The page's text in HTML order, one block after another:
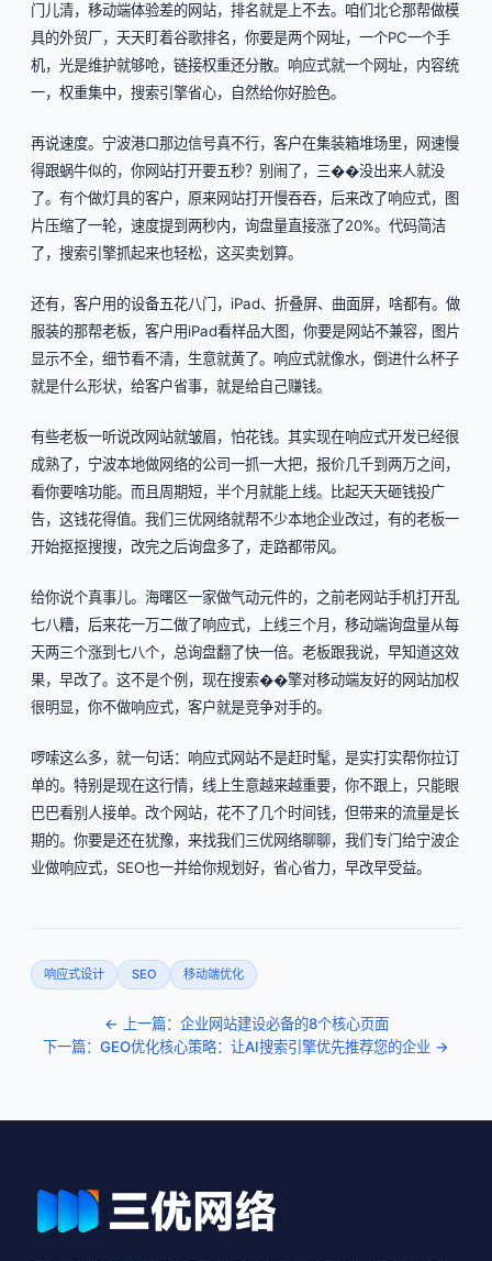
门儿清，移动端体验差的网站，排名就是上不去。咱们北仑那帮做模
具的外贸厂，天天盯着谷歌排名，你要是两个网址，一个PC一个手
机，光是维护就够呛，链接权重还分散。响应式就一个网址，内容统
一，权重集中，搜索引擎省心，自然给你好脸色。
再说速度。宁波港口那边信号真不行，客户在集装箱堆场里，网速慢
得跟蜗牛似的，你网站打开要五秒？别闹了，三��没出来人就没
了。有个做灯具的客户，原来网站打开慢吞吞，后来改了响应式，图
片压缩了一轮，速度提到两秒内，询盘量直接涨了20%。代码简洁
了，搜索引擎抓起来也轻松，这买卖划算。
还有，客户用的设备五花八门，iPad、折叠屏、曲面屏，啥都有。做
服装的那帮老板，客户用iPad看样品大图，你要是网站不兼容，图片
显示不全，细节看不清，生意就黄了。响应式就像水，倒进什么杯子
就是什么形状，给客户省事，就是给自己赚钱。
有些老板一听说改网站就皱眉，怕花钱。其实现在响应式开发已经很
成熟了，宁波本地做网络的公司一抓一大把，报价几千到两万之间，
看你要啥功能。而且周期短，半个月就能上线。比起天天砸钱投广
告，这钱花得值。我们三优网络就帮不少本地企业改过，有的老板一
开始抠抠搜搜，改完之后询盘多了，走路都带风。
给你说个真事儿。海曙区一家做气动元件的，之前老网站手机打开乱
七八糟，后来花一万二做了响应式，上线三个月，移动端询盘量从每
天两三个涨到七八个，总询盘翻了快一倍。老板跟我说，早知道这效
果，早改了。这不是个例，现在搜索��擎对移动端友好的网站加权
很明显，你不做响应式，客户就是竞争对手的。
啰嗦这么多，就一句话：响应式网站不是赶时髦，是实打实帮你拉订
单的。特别是现在这行情，线上生意越来越重要，你不跟上，只能眼
巴巴看别人接单。改个网站，花不了几个时间钱，但带来的流量是长
期的。你要是还在犹豫，来找我们三优网络聊聊，我们专门给宁波企
业做响应式，SEO也一并给你规划好，省心省力，早改早受益。
响应式设计 SEO 移动端优化
← 上一篇：企业网站建设必备的8个核心页面
下一篇：GEO优化核心策略：让AI搜索引擎优先推荐您的企业 →